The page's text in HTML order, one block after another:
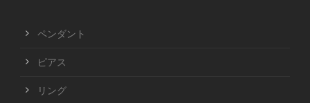
ペンダント
ピアス
リング